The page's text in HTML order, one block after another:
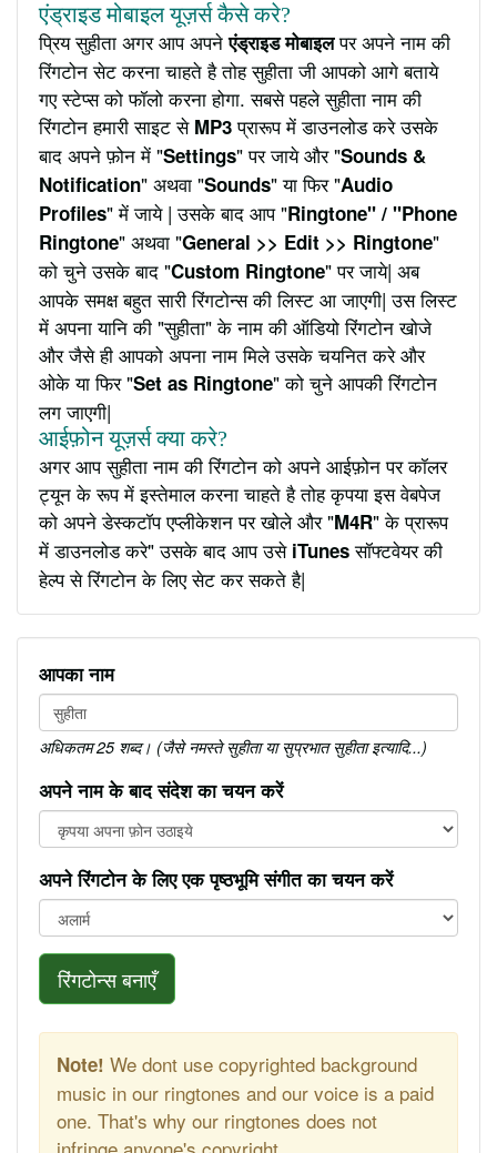
एंड्राइड मोबाइल यूज़र्स कैसे करे?
प्रिय सुहीता अगर आप अपनेएंड्राइड मोबाइलपर अपने नाम की
रिंगटोन सेट करना चाहते है तोह सुहीता जी आपको आगे बताये
गए स्टेप्स को फॉलो करना होगा. सबसे पहले सुहीता नाम की
रिंगटोन हमारी साइट से MP3प्रारूप में डाउनलोड करे उसके
बाद अपने फ़ोन में "Settings" पर जाये और "Sounds &
Notification" अथवा "Sounds" या फिर "Audio
Profiles" में जाये | उसके बाद आप "Ringtone" / "Phone
Ringtone" अथवा "General >> Edit >> Ringtone"
को चुने उसके बाद "Custom Ringtone" पर जाये| अब
आपके समक्ष बहुत सारी रिंगटोन्स की लिस्ट आ जाएगी| उस लिस्ट
में अपना यानि की "सुहीता" के नाम की ऑडियो रिंगटोन खोजे
और जैसे ही आपको अपना नाम मिले उसके चयनित करे और
ओके या फिर "Set as Ringtone" को चुने आपकी रिंगटोन
लग जाएगी|
आईफ़ोन यूज़र्स क्या करे?
अगर आप सुहीता नाम की रिंगटोन को अपने आईफ़ोन पर कॉलर
ट्यून के रूप में इस्तेमाल करना चाहते है तोह कृपया इस वेबपेज
को अपने डेस्कटॉप एप्लीकेशन पर खोले और "M4R" के प्रारूप
में डाउनलोड करे" उसके बाद आप उसे iTunesसॉफ्टवेयर की
हेल्प से रिंगटोन के लिए सेट कर सकते है|
आपका नाम
अधिकतम 25 शब्द। (जैसे नमस्ते सुहीता या सुप्रभात सुहीता इत्यादि...)
अपने नाम के बाद संदेश का चयन करें
अपने रिंगटोन के लिए एक पृष्ठभूमि संगीत का चयन करें
रिंगटोन्स बनाएँ
Note! We dont use copyrighted background
music in our ringtones and our voice is a paid
one. That's why our ringtones does not
infringe anyone's copyright.